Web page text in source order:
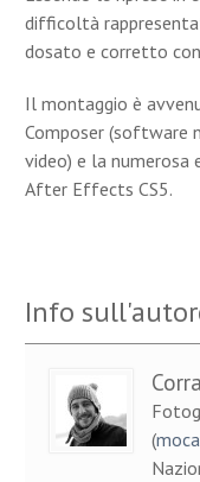
difficoltà
dosato e corretto
Il montaggio è
Composer (software
video) e la
After Effects CS5.
Info
(